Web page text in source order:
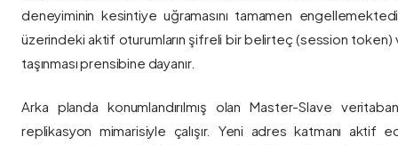
deneyiminin kesintiye uğramasını tamamen
üzerindeki aktif oturumların şifreli bir belirteç (session token)
taşınması prensibine dayanır.
Arka planda konumlandırılmış olan Master-Slave
replikasyon mimarisiyle çalışır. Yeni adres katmanı aktif